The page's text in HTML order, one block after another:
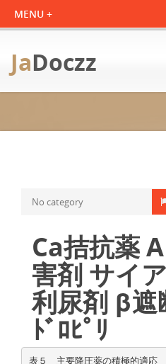
JaDoczz
No category
Ca拮抗薬
害剤 サイ
利尿剤 β遮
ﾄﾞﾛﾋﾟﾘ
表５ 主要降圧薬の積極的適応